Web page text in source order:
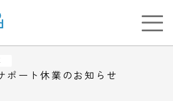
ポート休業のお知らせ